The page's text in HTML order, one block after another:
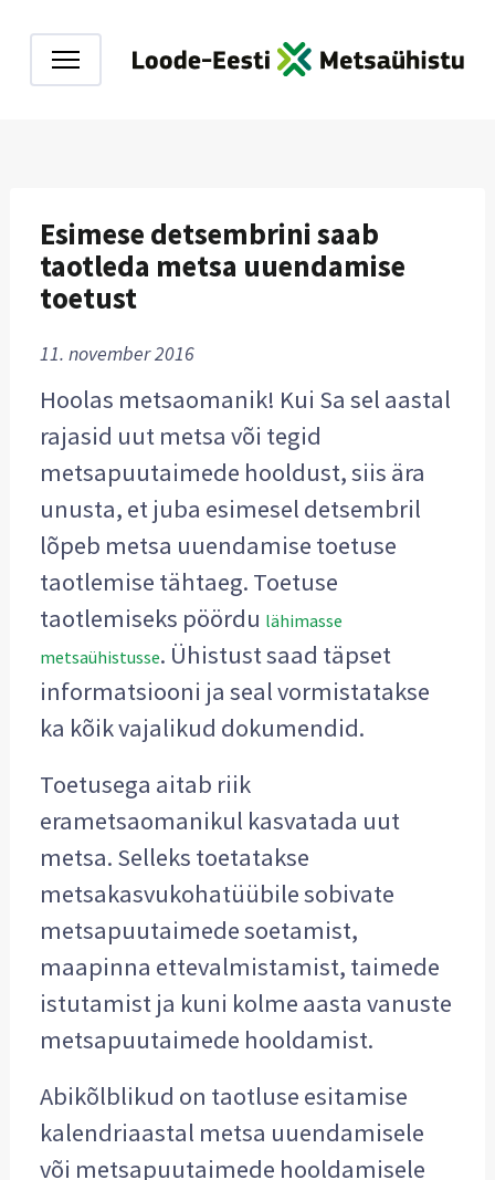
Esimese detsembrini saab
taotleda metsa uuendamise
toetust
11. november 2016
Hoolas metsaomanik! Kui Sa sel aastal
rajasid uut metsa või tegid
metsapuutaimede hooldust, siis ära
unusta, et juba esimesel detsembril
lõpeb metsa uuendamise toetuse
taotlemise tähtaeg. Toetuse
taotlemiseks pöördu lähimasse
metsaühistusse. Ühistust saad täpset
informatsiooni ja seal vormistatakse
ka kõik vajalikud dokumendid.
Toetusega aitab riik
erametsaomanikul kasvatada uut
metsa. Selleks toetatakse
metsakasvukohatüübile sobivate
metsapuutaimede soetamist,
maapinna ettevalmistamist, taimede
istutamist ja kuni kolme aasta vanuste
metsapuutaimede hooldamist.
Abikõlblikud on taotluse esitamise
kalendriaastal metsa uuendamisele
või metsapuutaimede hooldamisele